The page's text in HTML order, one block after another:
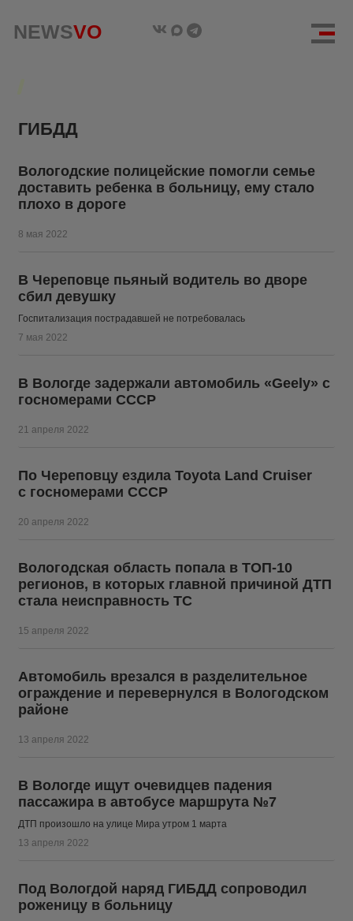
NEWSVO
NEWSVO
ГИБДД
Вологодские полицейские помогли семье
доставить ребенка в больницу, ему стало
плохо в дороге
8 мая 2022
В Череповце пьяный водитель во дворе
сбил девушку
Госпитализация пострадавшей не потребовалась
7 мая 2022
В Вологде задержали автомобиль «Geely» с
госномерами СССР
21 апреля 2022
По Череповцу ездила Toyota Land Сruiser
с госномерами СССР
20 апреля 2022
Вологодская область попала в ТОП-10
регионов, в которых главной причиной ДТП
стала неисправность ТС
15 апреля 2022
Автомобиль врезался в разделительное
ограждение и перевернулся в Вологодском
районе
13 апреля 2022
В Вологде ищут очевидцев падения
пассажира в автобусе маршрута №7
ДТП произошло на улице Мира утром 1 марта
13 апреля 2022
Под Вологдой наряд ГИБДД сопроводил
роженицу в больницу